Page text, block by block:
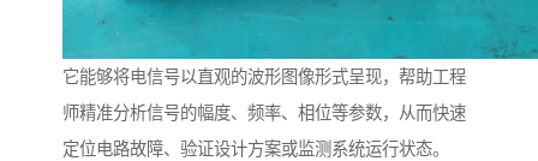
它能够将电信号以直观的波形图像形式呈现，帮助工程
师精准分析信号的幅度、频率、相位等参数，从而快速
定位电路故障、验证设计方案或监测系统运行状态。